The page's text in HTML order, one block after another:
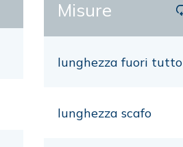
Misure
lunghezza fuori tutto
lunghezza scafo